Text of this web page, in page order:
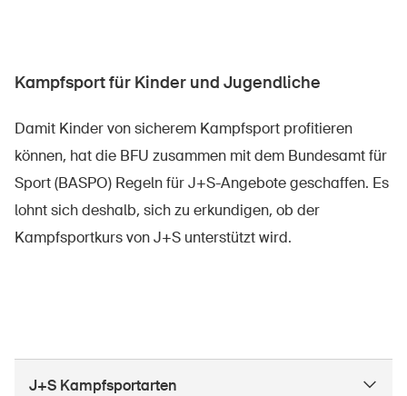
Kampfsport für Kinder und Jugendliche
Damit Kinder von sicherem Kampfsport profitieren
können, hat die BFU zusammen mit dem Bundesamt für
Sport (BASPO) Regeln für J+S-Angebote geschaffen. Es
lohnt sich deshalb, sich zu erkundigen, ob der
Kampfsportkurs von J+S unterstützt wird.
J+S Kampfsportarten